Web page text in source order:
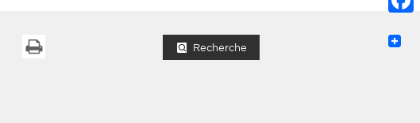
Recherche